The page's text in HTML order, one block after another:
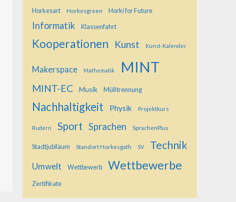
Horkesart Horkesgreen Horki for Future
Informatik Klassenfahrt
Kooperationen Kunst Kunst-Kalender
Makerspace Mathematik MINT
MINT-EC Musik Mülltrennung
Nachhaltigkeit Physik Projektkurs
Rudern Sport Sprachen SprachenPlus
Stadtjubiläum Standort Horkesgath SV Technik
Umwelt Wettbewerb Wettbewerbe
Zertifikate